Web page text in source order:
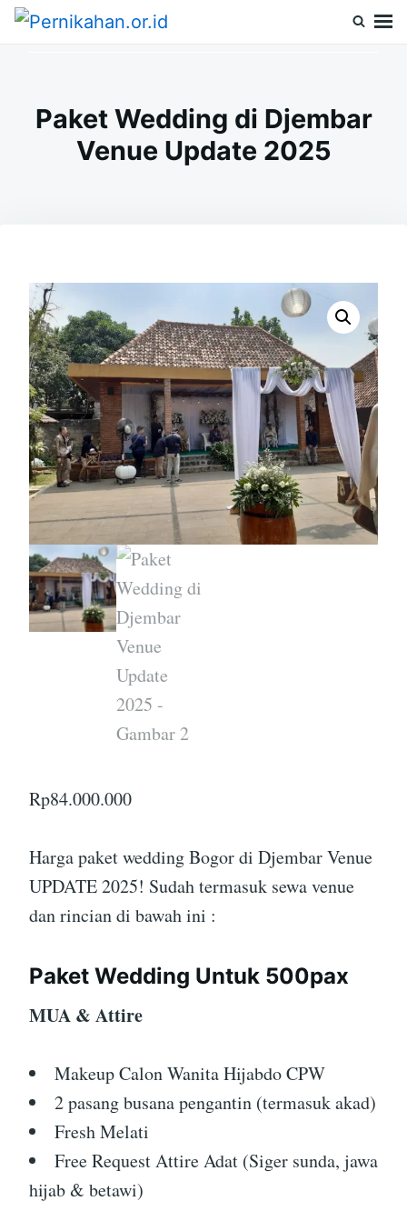
SkipSearch
Paket Wedding di Djembar
Venue Update 2025
Rp84.000.000
Harga paket wedding Bogor di Djembar Venue
UPDATE 2025! Sudah termasuk sewa venue
dan rincian di bawah ini :
Paket Wedding Untuk 500pax
MUA & Attire
Makeup Calon Wanita Hijabdo CPW
2 pasang busana pengantin (termasuk akad)
Fresh Melati
Free Request Attire Adat (Siger sunda, jawa
hijab & betawi)